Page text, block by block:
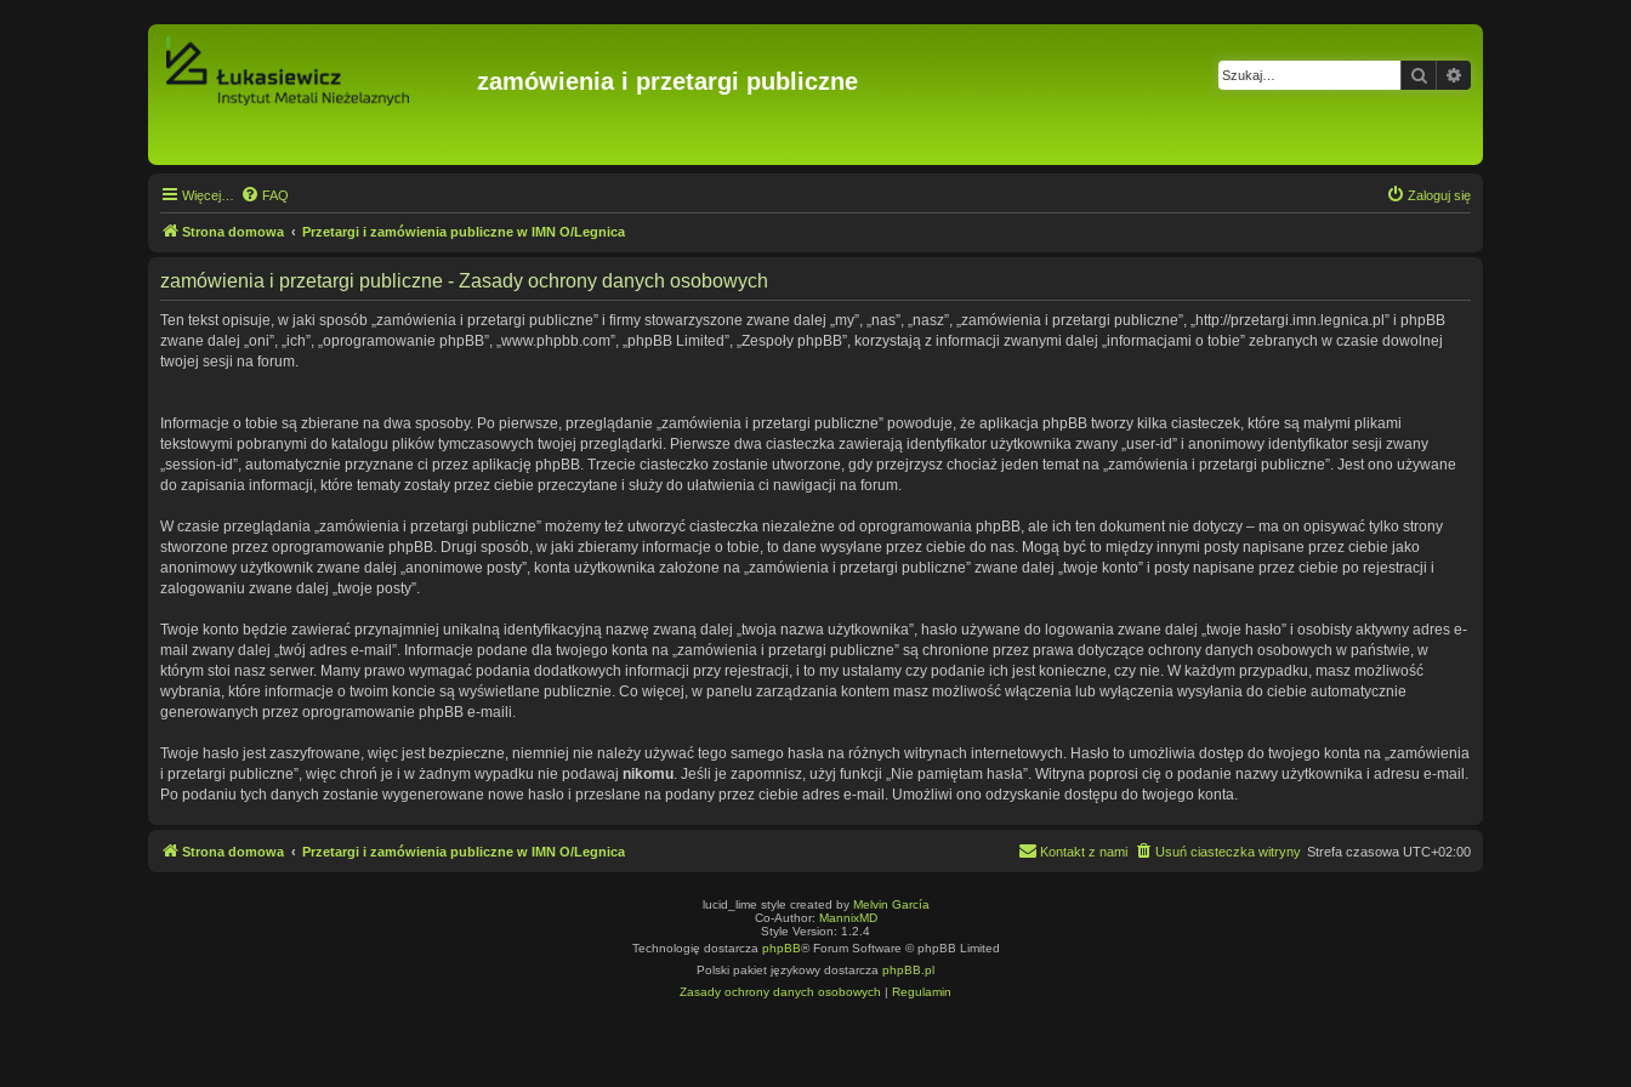
zamówienia i przetargi publiczne Szukaj
Więcej… FAQ Zaloguj się
Strona domowa Przetargi i zamówienia publiczne w IMN O/Legnica
zamówienia i przetargi publiczne - Zasady ochrony danych osobowych
Ten tekst opisuje, w jaki sposób „zamówienia i przetargi publiczne” i firmy stowarzyszone zwane dalej „my”, „nas”, „nasz”, „zamówienia i przetargi publiczne”, „http://przetargi.imn.legnica.pl” i phpBB
zwane dalej „oni”, „ich”, „oprogramowanie phpBB”, „www.phpbb.com”, „phpBB Limited”, „Zespoły phpBB”, korzystają z informacji zwanymi dalej „informacjami o tobie” zebranych w czasie dowolnej
twojej sesji na forum.
Informacje o tobie są zbierane na dwa sposoby. Po pierwsze, przeglądanie „zamówienia i przetargi publiczne” powoduje, że aplikacja phpBB tworzy kilka ciasteczek, które są małymi plikami
tekstowymi pobranymi do katalogu plików tymczasowych twojej przeglądarki. Pierwsze dwa ciasteczka zawierają identyfikator użytkownika zwany „user-id” i anonimowy identyfikator sesji zwany
„session-id”, automatycznie przyznane ci przez aplikację phpBB. Trzecie ciasteczko zostanie utworzone, gdy przejrzysz chociaż jeden temat na „zamówienia i przetargi publiczne”. Jest ono używane
do zapisania informacji, które tematy zostały przez ciebie przeczytane i służy do ułatwienia ci nawigacji na forum.
W czasie przeglądania „zamówienia i przetargi publiczne” możemy też utworzyć ciasteczka niezależne od oprogramowania phpBB, ale ich ten dokument nie dotyczy – ma on opisywać tylko strony
stworzone przez oprogramowanie phpBB. Drugi sposób, w jaki zbieramy informacje o tobie, to dane wysyłane przez ciebie do nas. Mogą być to między innymi posty napisane przez ciebie jako
anonimowy użytkownik zwane dalej „anonimowe posty”, konta użytkownika założone na „zamówienia i przetargi publiczne” zwane dalej „twoje konto” i posty napisane przez ciebie po rejestracji i
zalogowaniu zwane dalej „twoje posty”.
Twoje konto będzie zawierać przynajmniej unikalną identyfikacyjną nazwę zwaną dalej „twoja nazwa użytkownika”, hasło używane do logowania zwane dalej „twoje hasło” i osobisty aktywny adres e-
mail zwany dalej „twój adres e-mail”. Informacje podane dla twojego konta na „zamówienia i przetargi publiczne” są chronione przez prawa dotyczące ochrony danych osobowych w państwie, w
którym stoi nasz serwer. Mamy prawo wymagać podania dodatkowych informacji przy rejestracji, i to my ustalamy czy podanie ich jest konieczne, czy nie. W każdym przypadku, masz możliwość
wybrania, które informacje o twoim koncie są wyświetlane publicznie. Co więcej, w panelu zarządzania kontem masz możliwość włączenia lub wyłączenia wysyłania do ciebie automatycznie
generowanych przez oprogramowanie phpBB e-maili.
Twoje hasło jest zaszyfrowane, więc jest bezpieczne, niemniej nie należy używać tego samego hasła na różnych witrynach internetowych. Hasło to umożliwia dostęp do twojego konta na „zamówienia
i przetargi publiczne”, więc chroń je i w żadnym wypadku nie podawaj nikomu. Jeśli je zapomnisz, użyj funkcji „Nie pamiętam hasła”. Witryna poprosi cię o podanie nazwy użytkownika i adresu e-mail.
Po podaniu tych danych zostanie wygenerowane nowe hasło i przesłane na podany przez ciebie adres e-mail. Umożliwi ono odzyskanie dostępu do twojego konta.
Strona domowa Przetargi i zamówienia publiczne w IMN O/Legnica Strefa czasowa UTC+02:00
Usuń ciasteczka witryny
Kontakt z nami
lucid_lime style created by Melvin García
Co-Author: MannixMD
Style Version: 1.2.4
Technologię dostarcza phpBB® Forum Software © phpBB Limited
Polski pakiet językowy dostarcza phpBB.pl
Zasady ochrony danych osobowych | Regulamin